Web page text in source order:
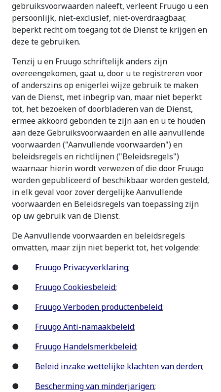
gebruiksvoorwaarden naleeft, verleent Fruugo u een
persoonlijk, niet-exclusief, niet-overdraagbaar,
beperkt recht om toegang tot de Dienst te krijgen en
deze te gebruiken.
Tenzij u en Fruugo schriftelijk anders zijn
overeengekomen, gaat u, door u te registreren voor
of anderszins op enigerlei wijze gebruik te maken
van de Dienst, met inbegrip van, maar niet beperkt
tot, het bezoeken of doorbladeren van de Dienst,
ermee akkoord gebonden te zijn aan en u te houden
aan deze Gebruiksvoorwaarden en alle aanvullende
voorwaarden ("Aanvullende voorwaarden") en
beleidsregels en richtlijnen ("Beleidsregels")
waarnaar hierin wordt verwezen of die door Fruugo
worden gepubliceerd of beschikbaar worden gesteld,
in elk geval voor zover dergelijke Aanvullende
voorwaarden en Beleidsregels van toepassing zijn
op uw gebruik van de Dienst.
De Aanvullende voorwaarden en beleidsregels
omvatten, maar zijn niet beperkt tot, het volgende:
● Fruugo Privacyverklaring;
● Fruugo Cookiesbeleid;
● Fruugo Verboden productenbeleid;
● Fruugo Anti-namaakbeleid;
● Fruugo Handelsmerkbeleid;
● Beleid inzake wettelijke klachten van derden;
● Bescherming van minderjarigen;